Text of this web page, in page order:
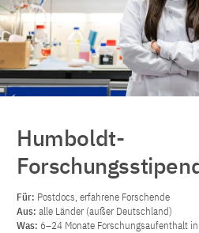
Humboldt-
Für: Postdocs, erfahrene Forschende
Aus: alle Länder (außer Deutschland)
Was: 6–24 Monate Forschungsaufenthalt